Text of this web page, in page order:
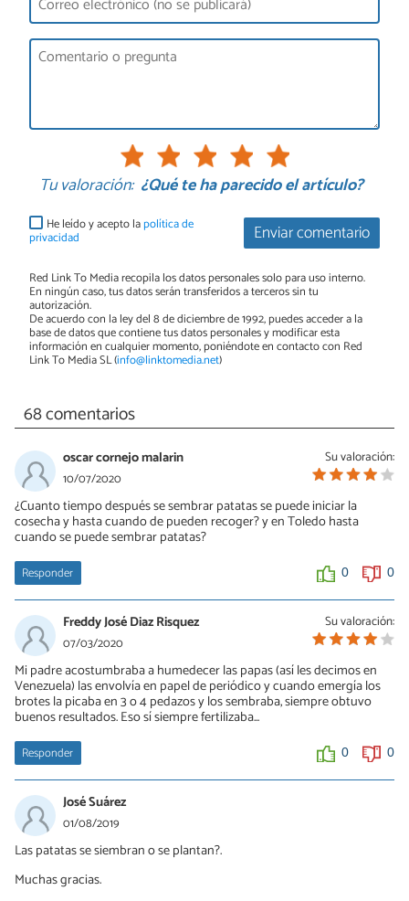
Tu valoración: ¿Qué te ha parecido el artículo?
Enviar comentario
He leído y acepto lapolítica de
privacidad
Red Link To Media recopila los datos personales solo para uso interno.
En ningún caso, tus datos serán transferidos a terceros sin tu
autorización.
De acuerdo con la ley del 8 de diciembre de 1992, puedes acceder a la
base de datos que contiene tus datos personales y modificar esta
información en cualquier momento, poniéndote en contacto con Red
Link To Media SL (info@linktomedia.net)
68 comentarios
Su valoración:
oscar cornejo malarin
10/07/2020
¿Cuanto tiempo después se sembrar patatas se puede iniciar la
cosecha y hasta cuando de pueden recoger? y en Toledo hasta
cuando se puede sembrar patatas?
Responder 0 0
Su valoración:
Freddy José Diaz Risquez
07/03/2020
Mi padre acostumbraba a humedecer las papas (así les decimos en
Venezuela) las envolvía en papel de periódico y cuando emergía los
brotes la picaba en 3 o 4 pedazos y los sembraba, siempre obtuvo
buenos resultados. Eso sí siempre fertilizaba...
Responder 0 0
José Suárez
01/08/2019
Las patatas se siembran o se plantan?.
Muchas gracias.